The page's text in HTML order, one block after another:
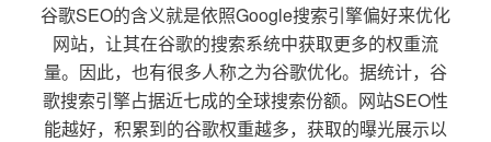
谷歌SEO的含义就是依照Google搜索引擎偏好来优化
网站，让其在谷歌的搜索系统中获取更多的权重流
量。因此，也有很多人称之为谷歌优化。据统计，谷
歌搜索引擎占据近七成的全球搜索份额。网站SEO性
能越好，积累到的谷歌权重越多，获取的曝光展示以